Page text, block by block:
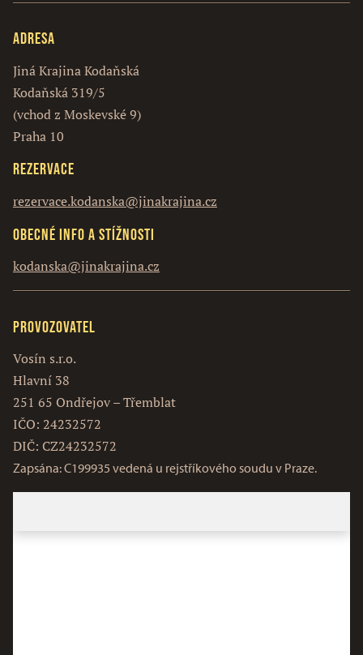
Adresa
Jiná Krajina Kodaňská
Kodaňská 319/5
(vchod z Moskevské 9)
Praha 10
Rezervace
rezervace.kodanska@jinakrajina.cz
Obecné info a stížnosti
kodanska@jinakrajina.cz
Provozovatel
Vosín s.r.o.
Hlavní 38
251 65 Ondřejov – Třemblat
IČO: 24232572
DIČ: CZ24232572
Zapsána: C199935 vedená u rejstříkového soudu v Praze.